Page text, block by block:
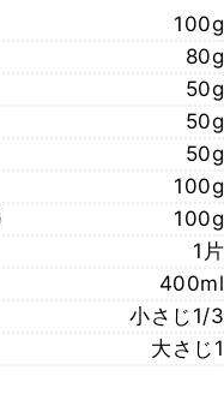
100g
80g
50g
50g
50g
100g
100g
1片
400ml
小さじ1/3
大さじ1